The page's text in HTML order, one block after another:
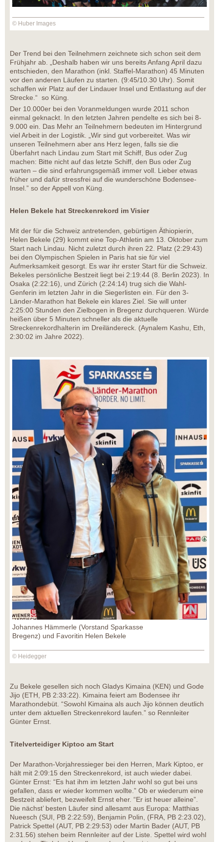
© Huber Images
Der Trend bei den Teilnehmern zeichnete sich schon seit dem
Frühjahr ab. „Deshalb haben wir uns bereits Anfang April dazu
entschieden, den Marathon (inkl. Staffel-Marathon) 45 Minuten
vor den anderen Läufen zu starten. (9:45/10.30 Uhr). Somit
schaffen wir Platz auf der Lindauer Insel und Entlastung auf der
Strecke.“ so Küng.
Der 10.000er bei den Voranmeldungen wurde 2011 schon
einmal geknackt. In den letzten Jahren pendelte es sich bei 8-
9.000 ein. Das Mehr an Teilnehmern bedeuten im Hintergrund
viel Arbeit in der Logistik. „Wir sind gut vorbereitet. Was wir
unseren Teilnehmern aber ans Herz legen, falls sie die
Überfahrt nach Lindau zum Start mit Schiff, Bus oder Zug
machen: Bitte nicht auf das letzte Schiff, den Bus oder Zug
warten – die sind erfahrungsgemäß immer voll. Lieber etwas
früher und dafür stressfrei auf die wunderschöne Bodensee-
Insel.” so der Appell von Küng.
Helen Bekele hat Streckenrekord im Visier
Mit der für die Schweiz antretenden, gebürtigen Äthiopierin,
Helen Bekele (29) kommt eine Top-Athletin am 13. Oktober zum
Start nach Lindau. Nicht zuletzt durch ihren 22. Platz (2:29:43)
bei den Olympischen Spielen in Paris hat sie für viel
Aufmerksamkeit gesorgt. Es war ihr erster Start für die Schweiz.
Bekeles persönliche Bestzeit liegt bei 2:19:44 (8. Berlin 2023). In
Osaka (2:22:16), und Zürich (2:24:14) trug sich die Wahl-
Genferin im letzten Jahr in die Siegerlisten ein. Für den 3-
Länder-Marathon hat Bekele ein klares Ziel. Sie will unter
2:25:00 Stunden den Zielbogen in Bregenz durchqueren. Würde
heißen über 5 Minuten schneller als die aktuelle
Streckenrekordhalterin im Dreiländereck. (Aynalem Kashu, Eth,
2:30:02 im Jahre 2022).
Johannes Hämmerle (Vorstand Sparkasse
Bregenz) und Favoritin Helen Bekele
© Heidegger
Zu Bekele gesellen sich noch Gladys Kimaina (KEN) und Gode
Jijo (ETH, PB 2:33:22). Kimaina feiert am Bodensee ihr
Marathondebüt. “Sowohl Kimaina als auch Jijo können deutlich
unter dem aktuellen Streckenrekord laufen.” so Rennleiter
Günter Ernst.
Titelverteidiger Kiptoo am Start
Der Marathon-Vorjahressieger bei den Herren, Mark Kiptoo, er
hält mit 2:09:15 den Streckenrekord, ist auch wieder dabei.
Günter Ernst: “Es hat ihm im letzten Jahr wohl so gut bei uns
gefallen, dass er wieder kommen wollte.” Ob er wiederum eine
Bestzeit abliefert, bezweifelt Ernst eher. “Er ist heuer alleine”.
Die nächst’ besten Läufer sind allesamt aus Europa: Matthias
Nueesch (SUI, PB 2:22:59), Benjamin Polin, (FRA, PB 2:23.02),
Patrick Spettel (AUT, PB 2:29:53) oder Martin Bader (AUT, PB
2:31.56) stehen beim Rennleiter auf der Liste. Spettel wird wohl